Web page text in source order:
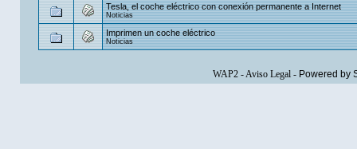
Tesla, el coche eléctrico con conexión permanente a Internet
Noticias
Imprimen un coche eléctrico
Noticias
WAP2-Aviso Legal- Powered by